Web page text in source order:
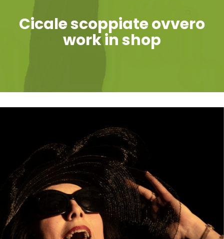
Cicale scoppiate ovvero
work in shop